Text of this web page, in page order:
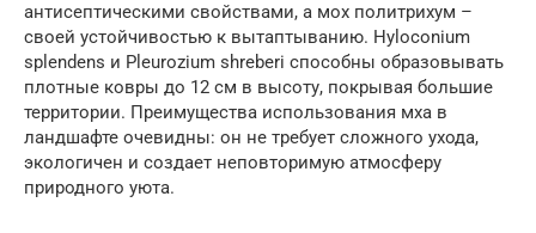
антисептическими свойствами, а мох политрихум –
своей устойчивостью к вытаптыванию. Hyloconium
splendens и Pleurozium shreberi способны образовывать
плотные ковры до 12 см в высоту, покрывая большие
территории. Преимущества использования мха в
ландшафте очевидны: он не требует сложного ухода,
экологичен и создает неповторимую атмосферу
природного уюта.